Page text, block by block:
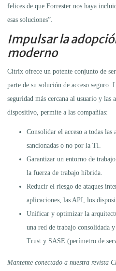
felices de que Forrester nos haya
esas soluciones”.
Impulsar la
moderno
Citrix ofrece un potente conjunto de
parte de su solución de acceso seguro.
seguridad más cercana al usuario y las
dispositivo, permite a las compañías:
Consolidar el acceso a todas las
sancionadas o no por la TI.
Garantizar un entorno de
la fuerza de trabajo híbrida.
Reducir el riesgo de ataques
aplicaciones, las API, los
Unificar y optimizar la
una red de trabajo consolidada
Trust y SASE (perímetro de
Mantente conectado a nuestra revista